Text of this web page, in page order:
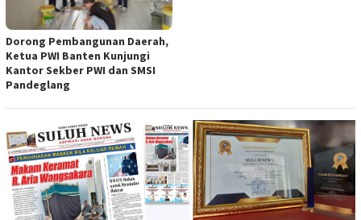
Dorong Pembangunan Daerah,
Ketua PWI Banten Kunjungi
Kantor Sekber PWI dan SMSI
Pandeglang